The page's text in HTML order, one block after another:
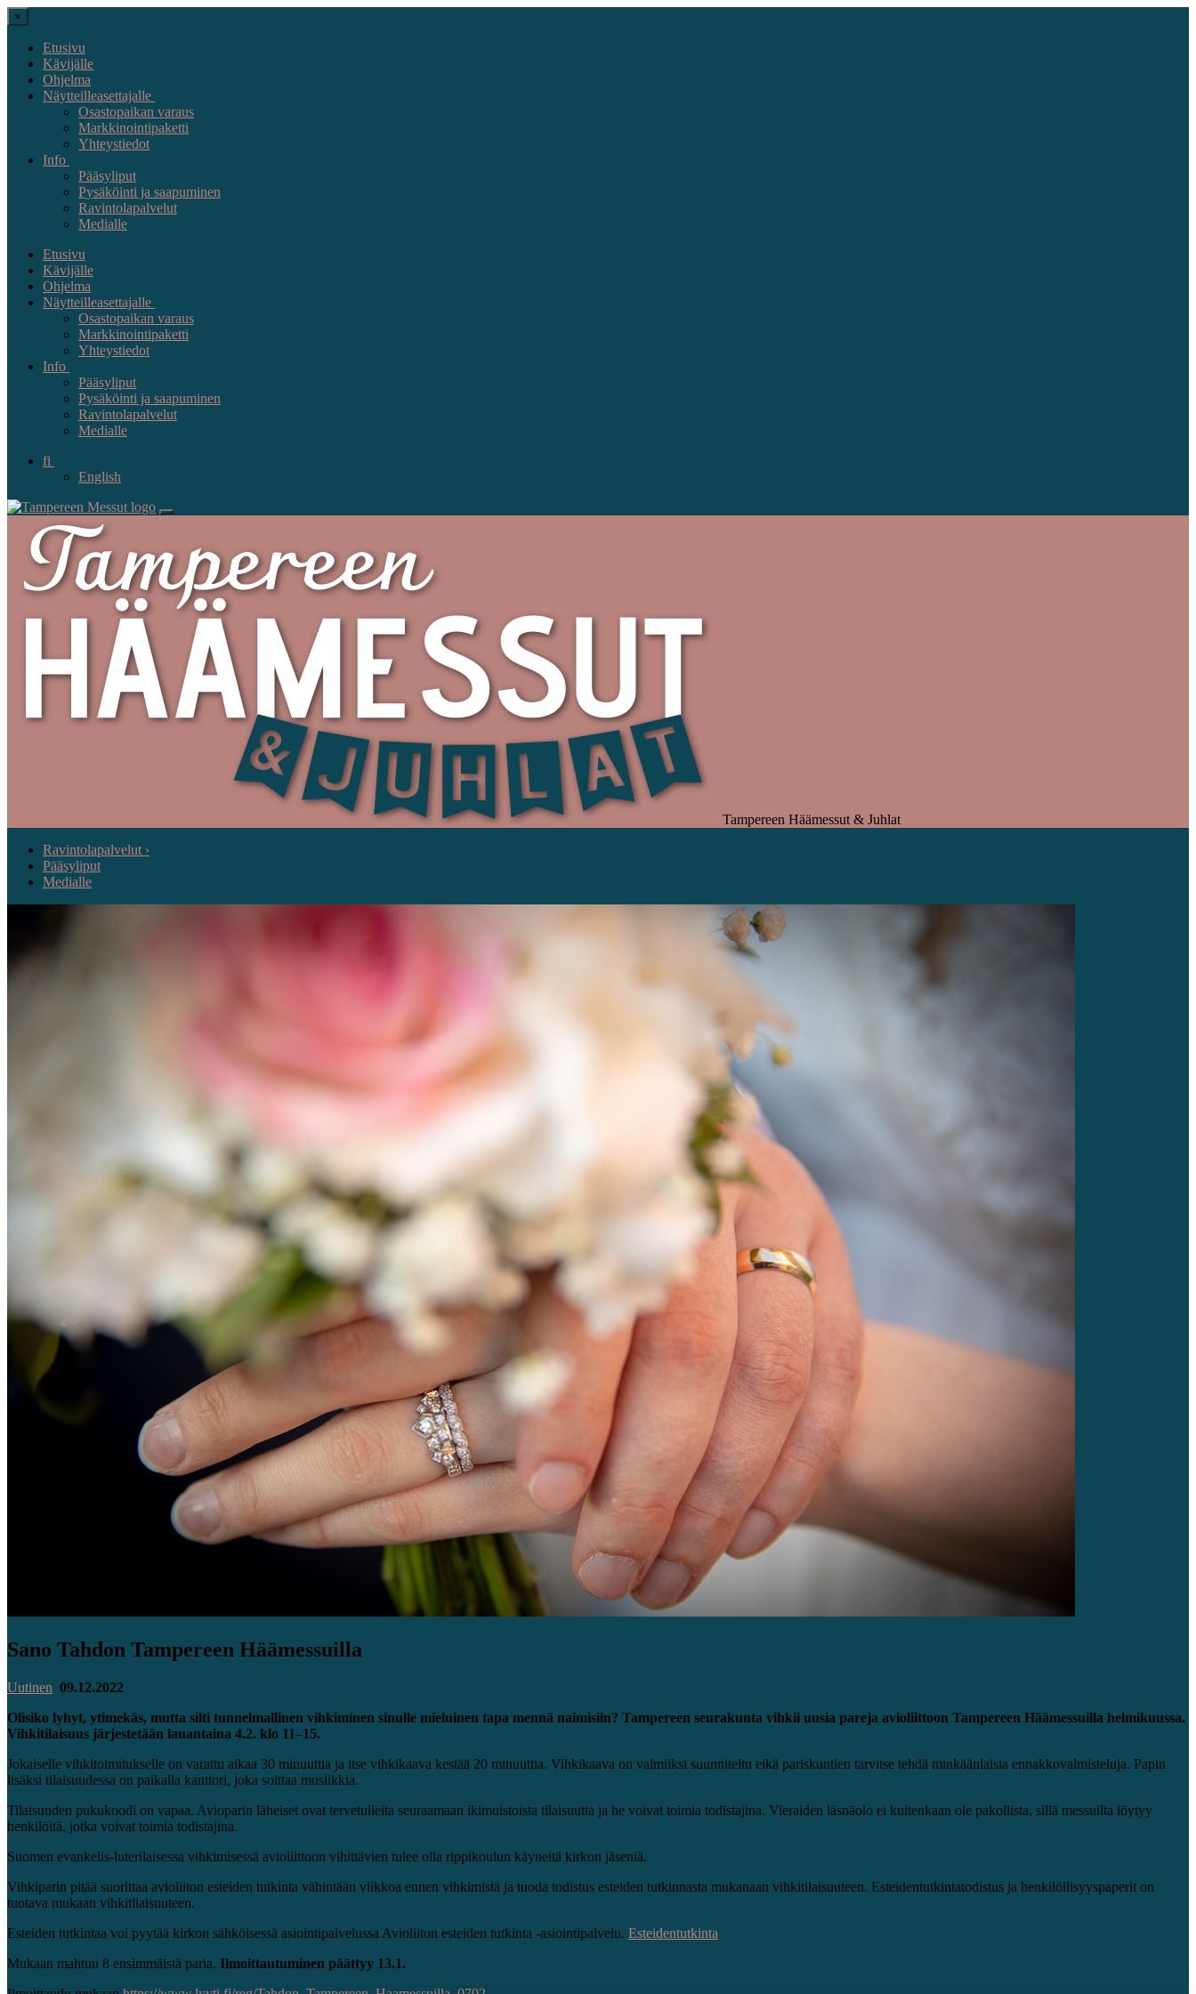
×
Etusivu
Kävijälle
Ohjelma
Näytteilleasettajalle
Osastopaikan varaus
Markkinointipaketti
Yhteystiedot
Info
Pääsyliput
Pysäköinti ja saapuminen
Ravintolapalvelut
Medialle
Etusivu
Kävijälle
Ohjelma
Näytteilleasettajalle
Osastopaikan varaus
Markkinointipaketti
Yhteystiedot
Info
Pääsyliput
Pysäköinti ja saapuminen
Ravintolapalvelut
Medialle
fi
English
Tampereen Häämessut & Juhlat
Ravintolapalvelut ›
Pääsyliput
Medialle
Sano Tahdon Tampereen Häämessuilla
Uutinen 09.12.2022
Olisiko lyhyt, ytimekäs, mutta silti tunnelmallinen vihkiminen sinulle mieluinen tapa mennä naimisiin? Tampereen seurakunta vihkii uusia pareja avioliittoon Tampereen Häämessuilla helmikuussa.
Vihkitilaisuus järjestetään lauantaina 4.2. klo 11–15.
Jokaiselle vihkitoimitukselle on varattu aikaa 30 minuuttia ja itse vihkikaava kestää 20 minuuttia. Vihkikaava on valmiiksi suunniteltu eikä pariskuntien tarvitse tehdä minkäänlaisia ennakkovalmisteluja. Papin
lisäksi tilaisuudessa on paikalla kanttori, joka soittaa musiikkia.
Tilaisuuden pukukoodi on vapaa. Avioparin läheiset ovat tervetulleita seuraamaan ikimuistoista tilaisuutta ja he voivat toimia todistajina. Vieraiden läsnäolo ei kuitenkaan ole pakollista, sillä messuilta löytyy
henkilöitä, jotka voivat toimia todistajina.
Suomen evankelis-luterilaisessa vihkimisessä avioliittoon vihittävien tulee olla rippikoulun käyneitä kirkon jäseniä.
Vihkiparin pitää suorittaa avioliiton esteiden tutkinta vähintään viikkoa ennen vihkimistä ja tuoda todistus esteiden tutkinnasta mukanaan vihkitilaisuuteen. Esteidentutkintatodistus ja henkilöllisyyspaperit on
tuotava mukaan vihkitilaisuuteen.
Esteiden tutkintaa voi pyytää kirkon sähköisessä asiointipalvelussa Avioliiton esteiden tutkinta -asiointipalvelu. Esteidentutkinta
Mukaan mahtuu 8 ensimmäistä paria. Ilmoittautuminen päättyy 13.1.